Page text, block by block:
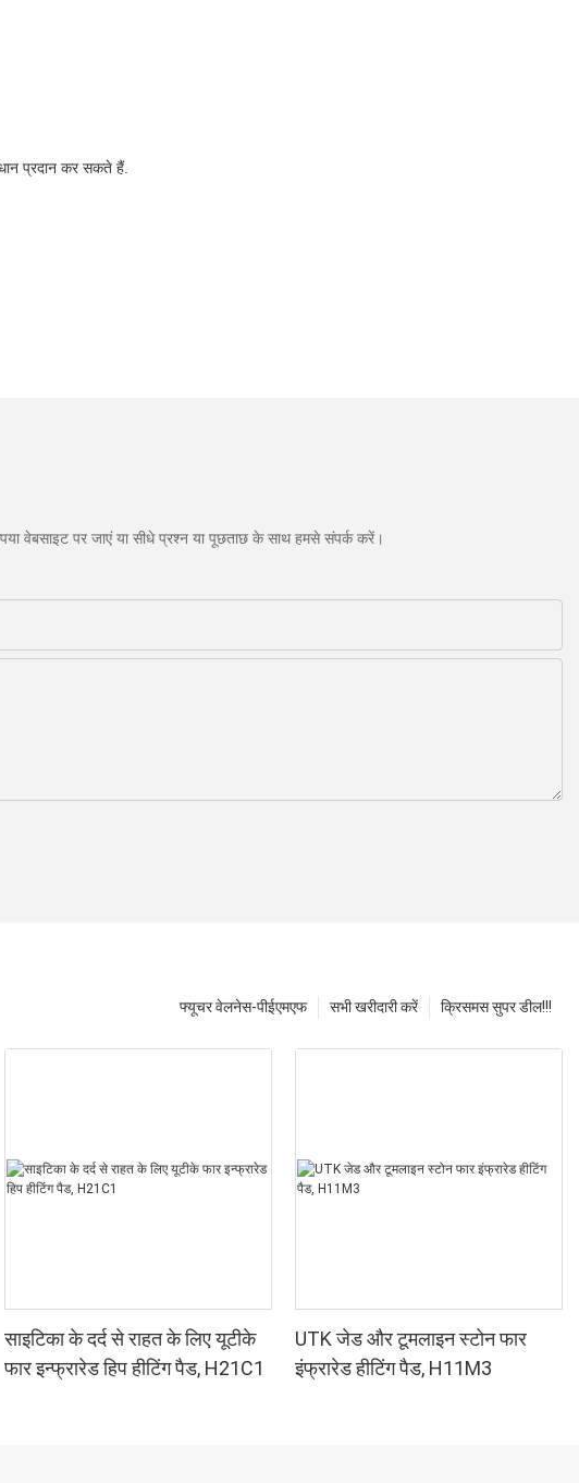
प्रदान कर सकते हैं.
वेबसाइट पर जाएं या सीधे प्रश्न या पूछताछ के साथ हमसे संपर्क करें।
क्रिसमस सुपर डील!!!
सभी खरीदारी करें
फ्यूचर वेलनेस-पीईएमएफ
साइटिका के दर्द से राहत के लिए यूटीके
फार इन्फ्रारेड हिप हीटिंग पैड, H21C1
UTK जेड और टूमलाइन स्टोन फार
इंफ्रारेड हीटिंग पैड, H11M3